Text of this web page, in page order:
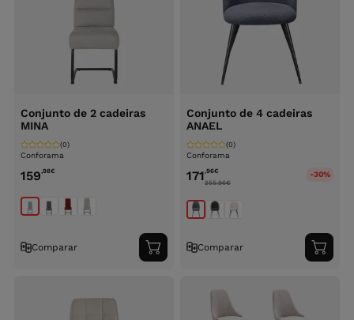
Conjunto de 2 cadeiras
MINA
Conforama
(0)
159,98€
Comparar
Adicionar
ao
Conjunto de 4 cadeiras
ANAEL
Conforama
(0)
171,96€
255.96€
-30%
Comparar
ao